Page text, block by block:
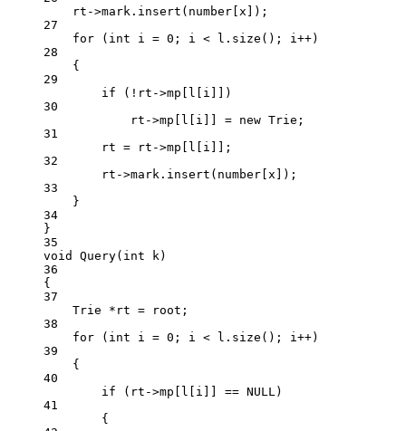
rt->mark. insert (number[x]);
27
for ( int i = 0 ; i < l. size (); i ++)
28
{
29
if ( ! rt->mp[l[i]])
30
rt->mp[l[i]] = new Trie;
31
rt = rt->mp[l[i]];
32
rt->mark. insert (number[x]);
33
}
34
}
35
void
Query( int k )
36
{
37
Trie * rt = root;
38
for ( int i = 0 ; i < l. size (); i ++)
39
{
40
if (rt->mp[l[i]] == NULL )
41
{